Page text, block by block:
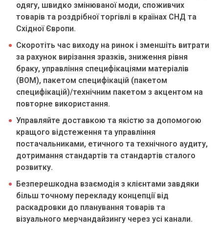
одягу, швидко змінюваної моди, споживчих
товарів та роздрібної торгівлі в країнах СНД та
Східної Європи.
Скоротіть час виходу на ринок і зменшіть витрати
за рахунок вирізання зразків, зниження рівня
браку, управління специфікаціями матеріалів
(BOM), пакетом специфікацій (пакетом
специфікацій)/технічним пакетом з акцентом на
повторне використання.
Управляйте доставкою та якістю за допомогою
кращого відстеження та управління
постачальниками, етичного та технічного аудиту,
дотримання стандартів та стандартів сталого
розвитку.
Безперешкодна взаємодія з клієнтами завдяки
більш точному перекладу концепції від
раскадровки до планування товарів та
візуального мерчандайзингу через усі канали.